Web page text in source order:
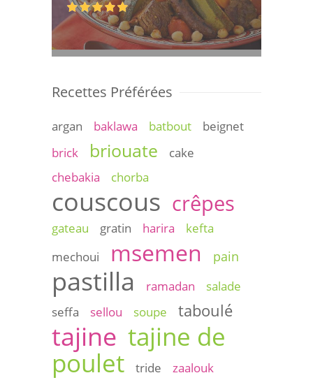
Recettes Préférées
argan baklawa batbout
beignet
brick
briouate
cake
chebakia
chorba
couscous crêpes
gateau gratin harira
kefta
mechoui
msemen pain
pastilla ramadan
salade
seffa
sellou soupe taboulé
tajine tajine de
poulet
tride
zaalouk